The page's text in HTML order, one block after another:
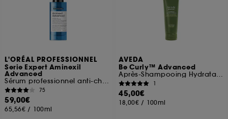
L'ORÉAL PROFESSIONNEL
Serie Expert Aminexil
Advanced
Sérum professionnel anti-chute fortifiant
75
59,00€
65,56€ / 100ml
AVEDA
Be Curly™ Advanced
Après-Shampooing Hydratant cheveux bouclés
1
45,00€
18,00€ / 100ml